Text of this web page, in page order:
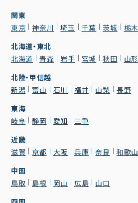
関東
東京
神奈川 埼玉 千葉 茨城 栃木
北海道・東北
北海道
青森 岩手 宮城 秋田 山形
北陸・甲信越
新潟
富山 石川 福井 山梨
長野
東海
岐阜
静岡 愛知
三重
近畿
滋賀
京都 大阪 兵庫 奈良
和歌山
中国
鳥取
島根 岡山 広島
山口